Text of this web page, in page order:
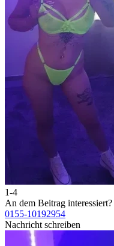
1-4
An dem Beitrag interessiert?
0155-10192954
Nachricht schreiben